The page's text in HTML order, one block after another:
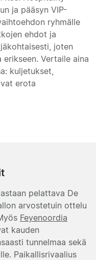
ja pääsyn VIP-
ryhmälle
ehdot ja
joten
Vertaile aina
kuljetukset,
erota
pelattava De
arvostetuin ottelu
Feyenoordia
kauden
tunnelmaa sekä
Paikallisrivaalius